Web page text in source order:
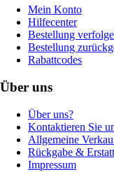
Mein Konto
Hilfecenter
Bestellung
Bestellung
Rabattcodes
Über uns
Über uns?
Kontaktieren Sie
Allgemeine
Rückgabe &
Impressum